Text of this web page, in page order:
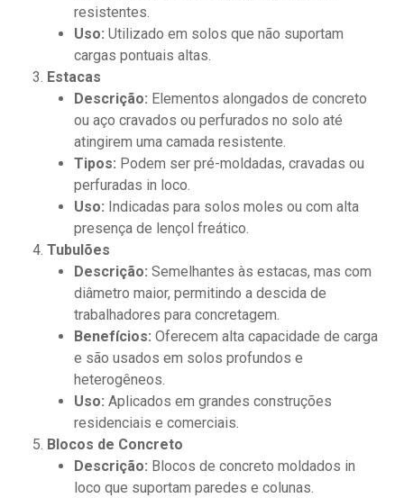
resistentes.
Uso: Utilizado em solos que não suportam
cargas pontuais altas.
Estacas
Descrição: Elementos alongados de concreto
ou aço cravados ou perfurados no solo até
atingirem uma camada resistente.
Tipos: Podem ser pré-moldadas, cravadas ou
perfuradas in loco.
Uso: Indicadas para solos moles ou com alta
presença de lençol freático.
Tubulões
Descrição: Semelhantes às estacas, mas com
diâmetro maior, permitindo a descida de
trabalhadores para concretagem.
Benefícios: Oferecem alta capacidade de carga
e são usados em solos profundos e
heterogêneos.
Uso: Aplicados em grandes construções
residenciais e comerciais.
Blocos de Concreto
Descrição: Blocos de concreto moldados in
loco que suportam paredes e colunas.